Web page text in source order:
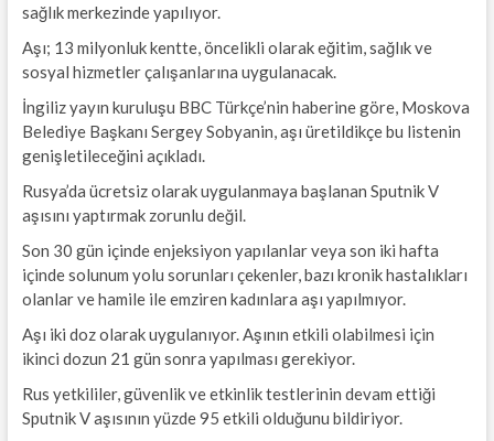
sağlık merkezinde yapılıyor.
Aşı; 13 milyonluk kentte, öncelikli olarak eğitim, sağlık ve
sosyal hizmetler çalışanlarına uygulanacak.
İngiliz yayın kuruluşu BBC Türkçe’nin haberine göre, Moskova
Belediye Başkanı Sergey Sobyanin, aşı üretildikçe bu listenin
genişletileceğini açıkladı.
Rusya’da ücretsiz olarak uygulanmaya başlanan Sputnik V
aşısını yaptırmak zorunlu değil.
Son 30 gün içinde enjeksiyon yapılanlar veya son iki hafta
içinde solunum yolu sorunları çekenler, bazı kronik hastalıkları
olanlar ve hamile ile emziren kadınlara aşı yapılmıyor.
Aşı iki doz olarak uygulanıyor. Aşının etkili olabilmesi için
ikinci dozun 21 gün sonra yapılması gerekiyor.
Rus yetkililer, güvenlik ve etkinlik testlerinin devam ettiği
Sputnik V aşısının yüzde 95 etkili olduğunu bildiriyor.